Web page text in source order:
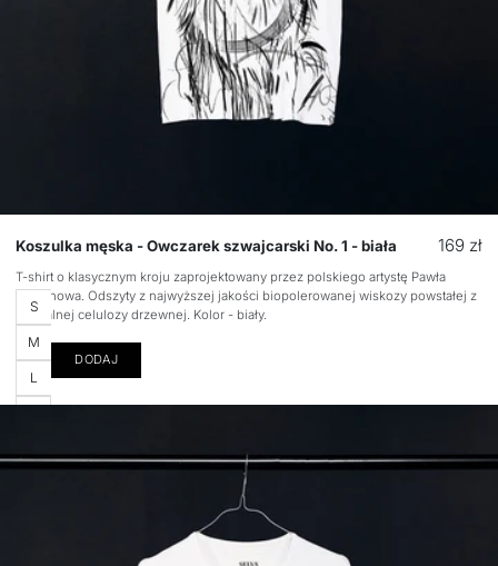
Koszulka męska - Owczarek szwajcarski No. 1 - biała
Cena
169 zł
T-shirt o klasycznym kroju zaprojektowany przez polskiego artystę Pawła
Stepanowa. Odszyty z najwyższej jakości biopolerowanej wiskozy powstałej z
naturalnej celulozy drzewnej. Kolor - biały.
Rozmiar
S
M
L
DODAJ